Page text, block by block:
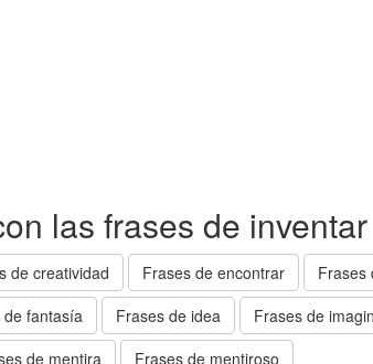
las frases de inventar
de creatividad Frases de encontrar
Frases
de fantasía Frases de idea
Frases de
de mentira Frases de mentiroso